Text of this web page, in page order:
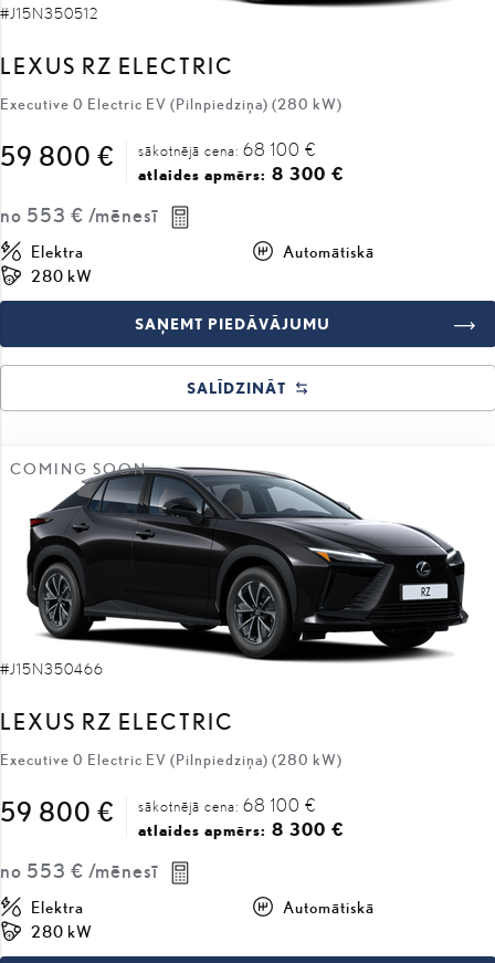
#J15N350512
LEXUS RZ ELECTRIC
Executive 0 Electric EV (Pilnpiedziņa) (280 kW)
59 800 € sākotnējā cena: 68 100 €
atlaides apmērs: 8 300 €
no 553 € /mēnesī
Elektra
Automātiskā
280 kW
SAŅEMT PIEDĀVĀJUMU
SALĪDZINĀT
COMING SOON
#J15N350466
LEXUS RZ ELECTRIC
Executive 0 Electric EV (Pilnpiedziņa) (280 kW)
59 800 € sākotnējā cena: 68 100 €
atlaides apmērs: 8 300 €
no 553 € /mēnesī
Elektra
Automātiskā
280 kW